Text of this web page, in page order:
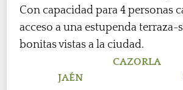
Con capacidad para 4 personas
acceso a una estupenda
bonitas vistas a la ciudad.
CAZORLA
JAÉN